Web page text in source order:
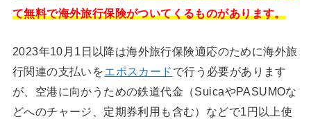
て無料で海外旅行保険がついてくるものがあります。
2023年10月1日以降は海外旅行保険適応のために海外旅
行関連の支払いをエポスカード で行う必要があります
が、空港に向かうための鉄道代金（SuicaやPASUMOな
どへのチャージ、定期券利用も含む）などで1円以上使